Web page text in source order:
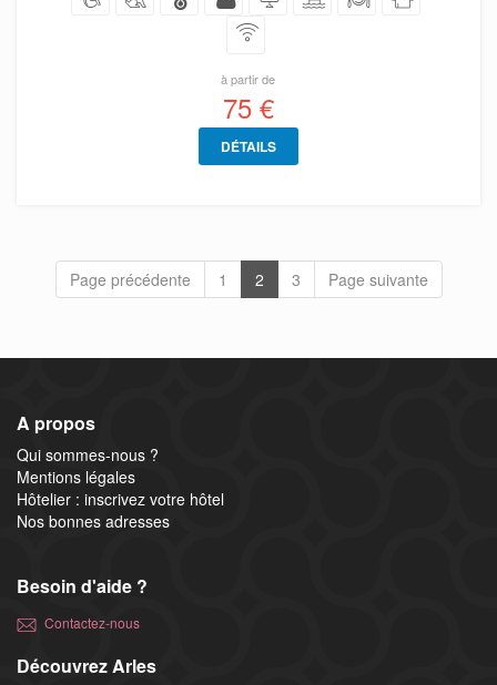
à partir de
75 €
DÉTAILS
Page précédente 1 2 3 Page suivante
A propos
Qui sommes-nous ?
Mentions légales
Hôtelier : inscrivez votre hôtel
Nos bonnes adresses
Besoin d'aide ?
Contactez-nous
Découvrez Arles